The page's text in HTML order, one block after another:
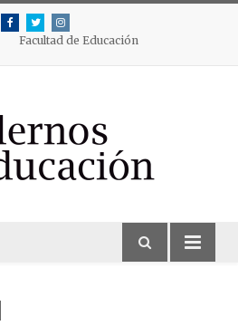
FacebookTwitterInstagram
Facultad de Educación